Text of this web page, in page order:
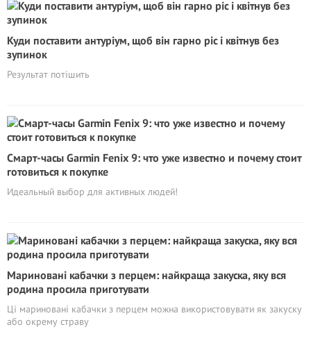
Куди поставити антуріум, щоб він гарно ріс і квітнув без
зупинок
Результат потішить
Смарт-часы Garmin Fenix 9: что уже известно и почему стоит
готовиться к покупке
Идеальный выбор для активных людей!
Мариновані кабачки з перцем: найкраща закуска, яку вся
родина просила приготувати
Ці мариновані кабачки з перцем можна використовувати як закуску
або окрему страву